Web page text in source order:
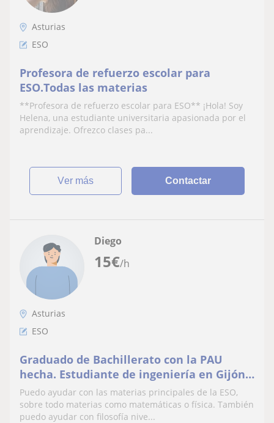
Asturias
ESO
Profesora de refuerzo escolar para
ESO.Todas las materias
**Profesora de refuerzo escolar para ESO** ¡Hola! Soy
Helena, una estudiante universitaria apasionada por el
aprendizaje. Ofrezco clases pa...
ver más Contactar
15€/h
Diego
Asturias
ESO
Graduado de Bachillerato con la PAU
hecha. Estudiante de ingeniería en Gijón.
Puedo dar clase nivel primaria y nivel ESO
Puedo ayudar con las materias principales de la ESO,
sobre todo materias como matemáticas o física. También
puedo ayudar con filosofía nive...